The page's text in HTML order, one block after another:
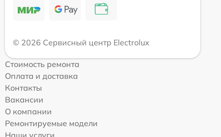
© 2026 Сервисный центр Electrolux
Стоимость ремонта
Оплата и доставка
Контакты
Вакансии
О компании
Ремонтируемые модели
Наши услуги